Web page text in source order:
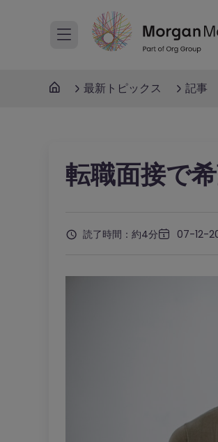
最新トピックス 記事
転職面接で
読了時間：約4分 07-12-